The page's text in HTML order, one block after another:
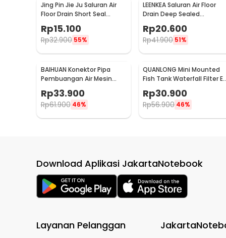
Jing Pin Jie Ju Saluran Air
Floor Drain Short Seal
LEE001
Rp15.100
Rp32.900 55%
LEENKEA Saluran Air Floor
Drain Deep Sealed
Stainless Steel 9.8x10cm
Dual Use - LEE002
Rp20.600
Rp41.900 51%
BAIHUAN Konektor Pipa
Pembuangan Air Mesin
Cuci Floor Drain Trap 2 PCS
- BN-40
Rp33.900
Rp61.900 46%
QUANLONG Mini Mounted
Fish Tank Waterfall Filter
Plug 2.5W 220V - QL-400
Rp30.900
Rp56.900 46%
Download Aplikasi JakartaNotebook
Layanan Pelanggan